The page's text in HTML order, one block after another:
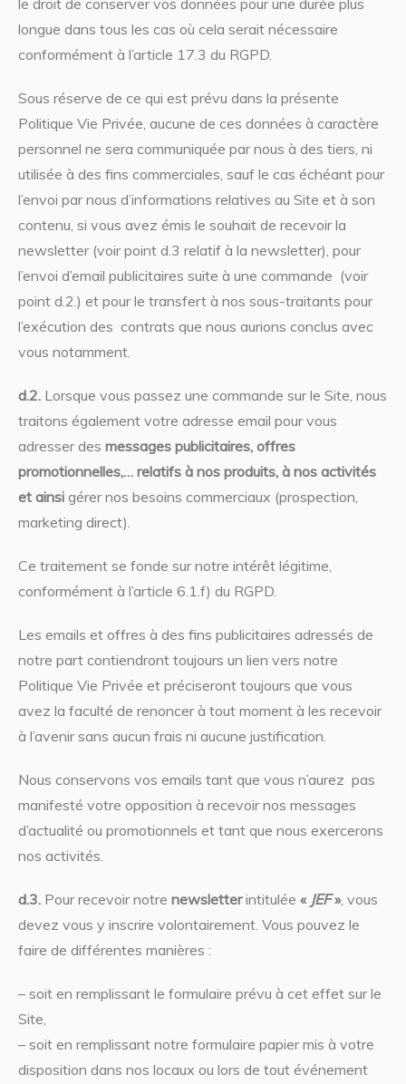
le droit de conserver vos données pour une durée plus
longue dans tous les cas où cela serait nécessaire
conformément à l’article 17.3 du RGPD.
Sous réserve de ce qui est prévu dans la présente
Politique Vie Privée, aucune de ces données à caractère
personnel ne sera communiquée par nous à des tiers, ni
utilisée à des fins commerciales, sauf le cas échéant pour
l’envoi par nous d’informations relatives au Site et à son
contenu, si vous avez émis le souhait de recevoir la
newsletter (voir point d.3 relatif à la newsletter), pour
l’envoi d’email publicitaires suite à une commande (voir
point d.2.) et pour le transfert à nos sous-traitants pour
l’exécution des contrats que nous aurions conclus avec
vous notamment.
d.2. Lorsque vous passez une commande sur le Site, nous
traitons également votre adresse email pour vous
adresser des messages publicitaires, offres
promotionnelles,… relatifs à nos produits, à nos activités
et ainsi gérer nos besoins commerciaux (prospection,
marketing direct).
Ce traitement se fonde sur notre intérêt légitime,
conformément à l’article 6.1.f) du RGPD.
Les emails et offres à des fins publicitaires adressés de
notre part contiendront toujours un lien vers notre
Politique Vie Privée et préciseront toujours que vous
avez la faculté de renoncer à tout moment à les recevoir
à l’avenir sans aucun frais ni aucune justification.
Nous conservons vos emails tant que vous n’aurez pas
manifesté votre opposition à recevoir nos messages
d’actualité ou promotionnels et tant que nous exercerons
nos activités.
d.3. Pour recevoir notre newsletterintitulée « JEF», vous
devez vous y inscrire volontairement. Vous pouvez le
faire de différentes manières :
– soit en remplissant le formulaire prévu à cet effet sur le
Site,
– soit en remplissant notre formulaire papier mis à votre
disposition dans nos locaux ou lors de tout événement